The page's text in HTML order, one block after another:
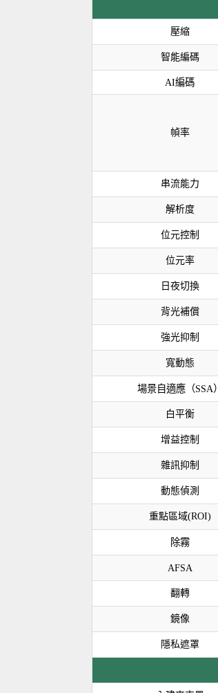
壓縮
智能編碼
AI編碼
幀率
串流能力
解析度
位元控制
位元率
日夜切換
背光補償
強光抑制
寬動態
場景自適應（SSA）
白平衡
增益控制
雜訊抑制
動態偵測
重點區域(ROI)
除霧
AFSA
翻轉
鏡像
隱私遮罩